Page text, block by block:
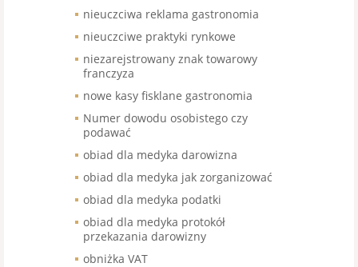
nieuczciwa reklama gastronomia
nieuczciwe praktyki rynkowe
niezarejstrowany znak towarowy
franczyza
nowe kasy fisklane gastronomia
Numer dowodu osobistego czy
podawać
obiad dla medyka darowizna
obiad dla medyka jak zorganizować
obiad dla medyka podatki
obiad dla medyka protokół
przekazania darowizny
obniżka VAT